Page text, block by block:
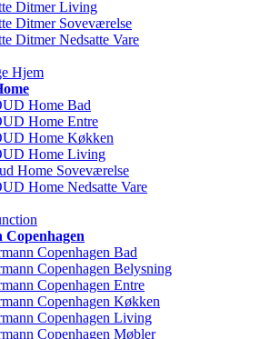
Ditmer Living
Ditmer Soveværelse
Ditmer Nedsatte Vare
Hjem
Home Bad
Home Entre
Home Køkken
Home Living
Home Soveværelse
Home Nedsatte Vare
Copenhagen
Copenhagen Bad
Copenhagen Belysning
Copenhagen Entre
Copenhagen Køkken
Copenhagen Living
Copenhagen Møbler